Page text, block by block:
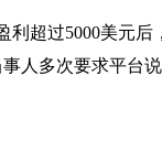
利超过5000美元
人多次要求平台